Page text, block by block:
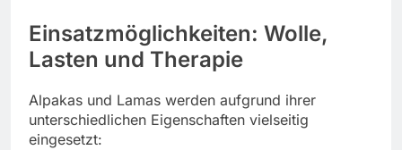
Einsatzmöglichkeiten: Wolle,
Lasten und Therapie
Alpakas und Lamas werden aufgrund ihrer
unterschiedlichen Eigenschaften vielseitig
eingesetzt: